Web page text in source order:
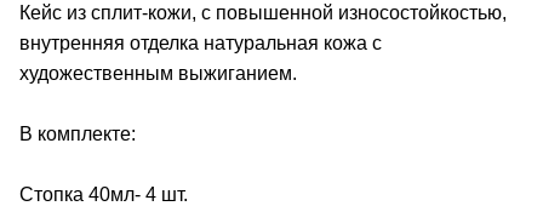
Кейс из сплит-кожи, с повышенной износостойкостью,
внутренняя отделка натуральная кожа с
художественным выжиганием.
В комплекте:
Стопка 40мл- 4 шт.